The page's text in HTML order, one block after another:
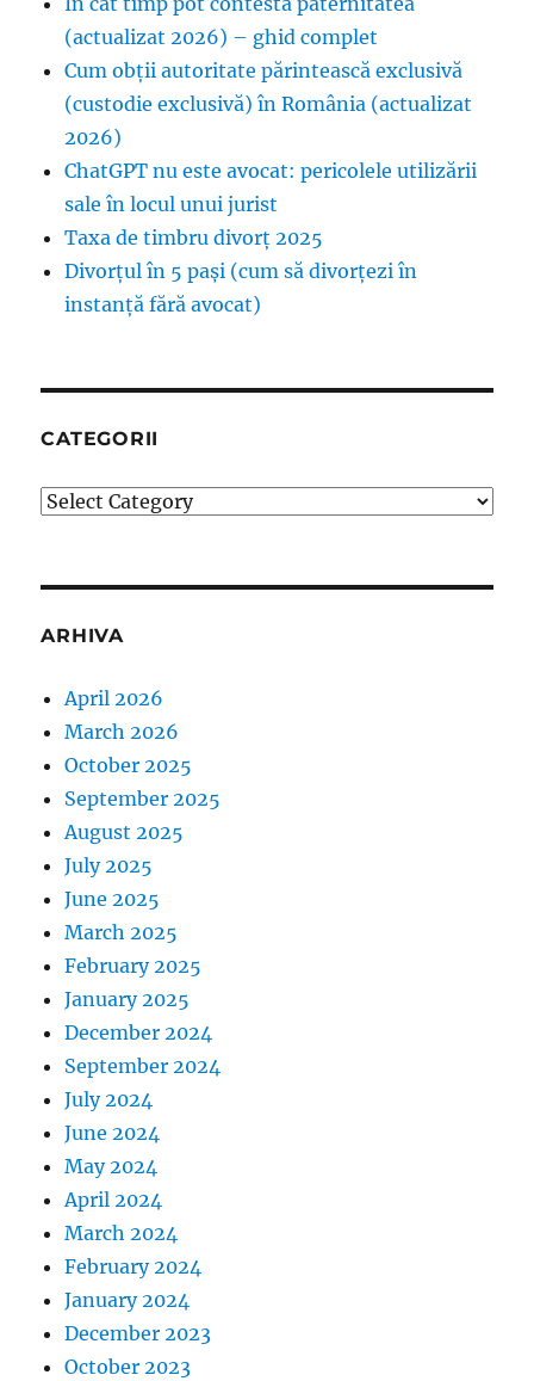
(actualizat 2026) – ghid complet
Cum obții autoritate părintească exclusivă
(custodie exclusivă) în România (actualizat
2026)
ChatGPT nu este avocat: pericolele utilizării
sale în locul unui jurist
Taxa de timbru divorț 2025
Divorțul în 5 pași (cum să divorțezi în
instanță fără avocat)
CATEGORII
Categorii
ARHIVA
April 2026
March 2026
October 2025
September 2025
August 2025
July 2025
June 2025
March 2025
February 2025
January 2025
December 2024
September 2024
July 2024
June 2024
May 2024
April 2024
March 2024
February 2024
January 2024
December 2023
October 2023